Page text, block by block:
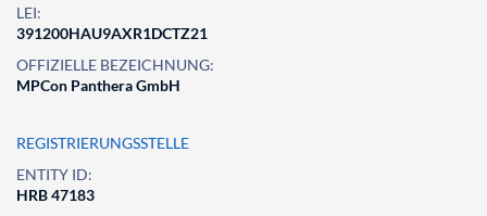
LEI:
391200HAU9AXR1DCTZ21
OFFIZIELLE BEZEICHNUNG:
MPCon Panthera GmbH
REGISTRIERUNGSSTELLE
ENTITY ID:
HRB 47183